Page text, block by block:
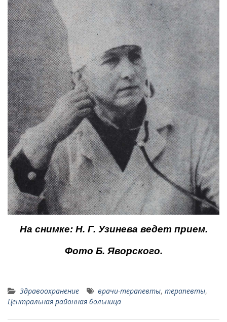
На снимке: Н. Г. Узинева ведет прием.
Фото Б. Яворского.
Здравоохранение врачи-терапевты, терапевты,
Центральная районная больница